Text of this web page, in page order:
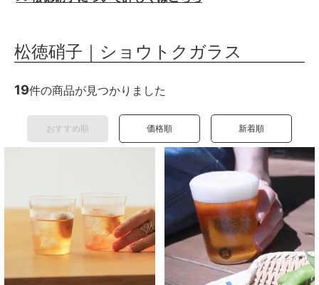
松徳硝子｜ショウトクガラス
19件の商品が見つかりました
おすすめ順 価格順 新着順